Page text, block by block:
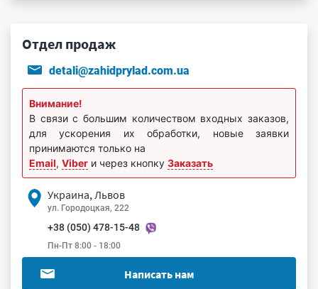
Отдел продаж
detali@zahidprylad.com.ua
Внимание!
В связи с большим количеством входных заказов,
для ускорения их обработки, новые заявки
принимаются только на
Email, Viber и через кнопку Заказать
Украина, Львов
ул. Городоцкая, 222
+38 (050) 478-15-48
Пн-Пт 8:00 - 18:00
Написать нам